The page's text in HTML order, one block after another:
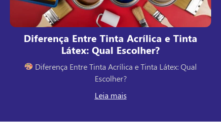
Tudo Que Você Precisa Saber Sobre
Manutenção do Gesso
Tudo Que Você Precisa Saber Sobre Manutenção do
Gesso
Leia mais